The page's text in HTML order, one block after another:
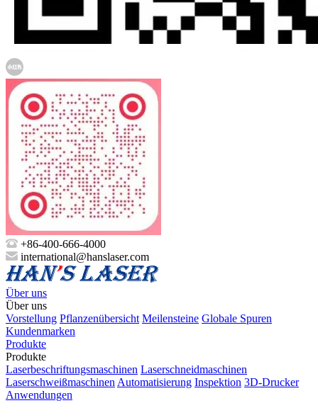
+86-400-666-4000
international@hanslaser.com
Über uns
Über uns
Vorstellung Pflanzenübersicht Meilensteine Globale Spuren
Kundenmarken
Produkte
Produkte
Laserbeschriftungsmaschinen Laserschneidmaschinen
Laserschweißmaschinen Automatisierung Inspektion 3D-Drucker
Anwendungen